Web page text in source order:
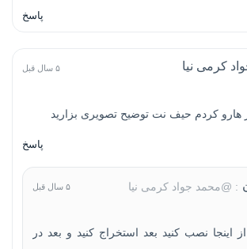
پاسخ
کرمی نیا ۵ سال قبل
کار هارو کردم حیف نت توضیح تصویری بزارید
پاسخ
: @محمد جواد کرمی نیا ۵ سال قبل
از اینجا نصب کنید بعد استخراج کنید و بعد در